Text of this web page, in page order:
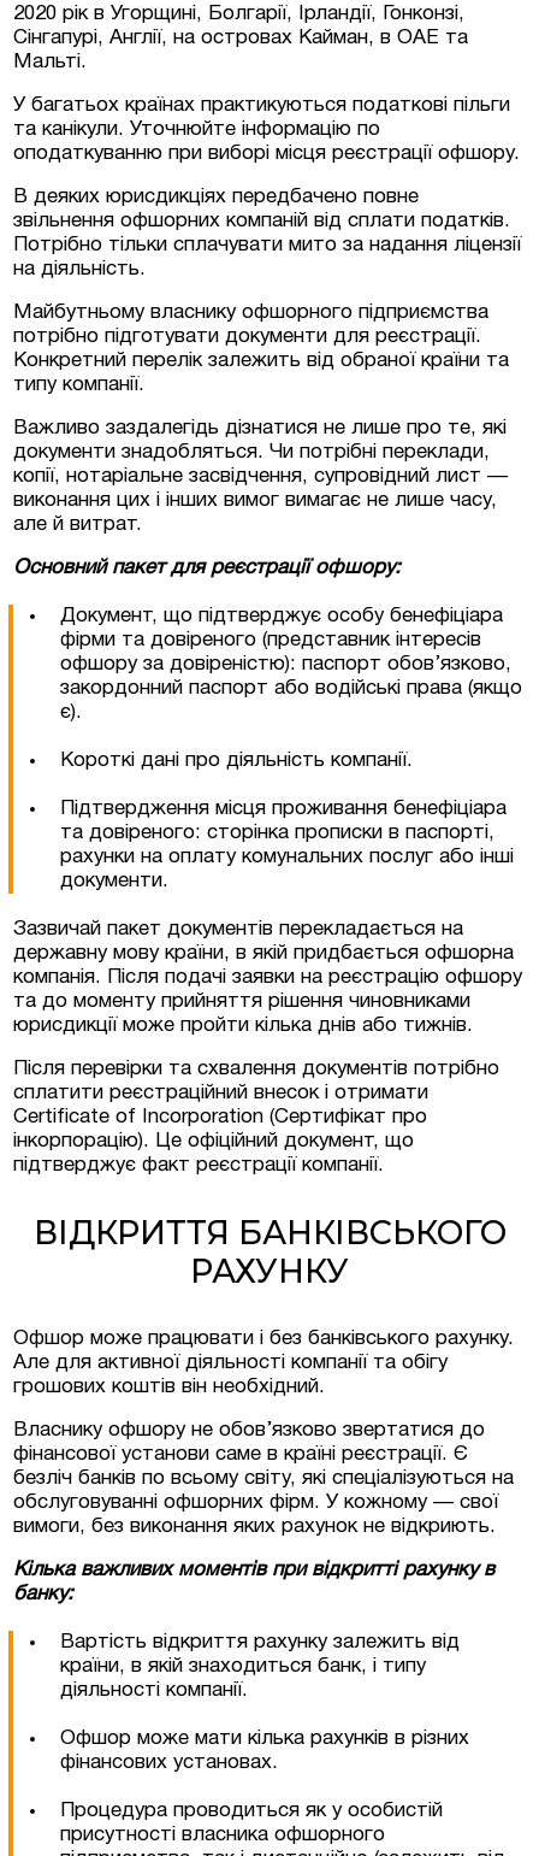
2020 рік в Угорщині, Болгарії, Ірландії, Гонконзі,
Сінгапурі, Англії, на островах Кайман, в ОАЕ та
Мальті.
У багатьох країнах практикуються податкові пільги
та канікули. Уточнюйте інформацію по
оподаткуванню при виборі місця реєстрації офшору.
В деяких юрисдикціях передбачено повне
звільнення офшорних компаній від сплати податків.
Потрібно тільки сплачувати мито за надання ліцензії
на діяльність.
Майбутньому власнику офшорного підприємства
потрібно підготувати документи для реєстрації.
Конкретний перелік залежить від обраної країни та
типу компанії.
Важливо заздалегідь дізнатися не лише про те, які
документи знадобляться. Чи потрібні переклади,
копії, нотаріальне засвідчення, супровідний лист —
виконання цих і інших вимог вимагає не лише часу,
але й витрат.
Основний пакет для реєстрації офшору:
Документ, що підтверджує особу бенефіціара
фірми та довіреного (представник інтересів
офшору за довіреністю): паспорт обов’язково,
закордонний паспорт або водійські права (якщо
є).
Короткі дані про діяльність компанії.
Підтвердження місця проживання бенефіціара
та довіреного: сторінка прописки в паспорті,
рахунки на оплату комунальних послуг або інші
документи.
Зазвичай пакет документів перекладається на
державну мову країни, в якій придбається офшорна
компанія. Після подачі заявки на реєстрацію офшору
та до моменту прийняття рішення чиновниками
юрисдикції може пройти кілька днів або тижнів.
Після перевірки та схвалення документів потрібно
сплатити реєстраційний внесок і отримати
Certificate of Incorporation (Сертифікат про
інкорпорацію). Це офіційний документ, що
підтверджує факт реєстрації компанії.
ВІДКРИТТЯ БАНКІВСЬКОГО
РАХУНКУ
Офшор може працювати і без банківського рахунку.
Але для активної діяльності компанії та обігу
грошових коштів він необхідний.
Власнику офшору не обов’язково звертатися до
фінансової установи саме в країні реєстрації. Є
безліч банків по всьому світу, які спеціалізуються на
обслуговуванні офшорних фірм. У кожному — свої
вимоги, без виконання яких рахунок не відкриють.
Кілька важливих моментів при відкритті рахунку в
банку:
Вартість відкриття рахунку залежить від
країни, в якій знаходиться банк, і типу
діяльності компанії.
Офшор може мати кілька рахунків в різних
фінансових установах.
Процедура проводиться як у особистій
присутності власника офшорного